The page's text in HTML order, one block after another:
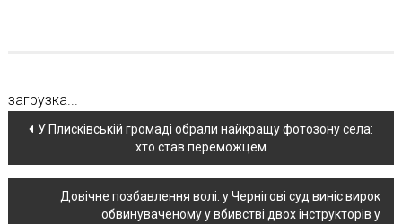
загрузка...
Навігація
по
новині
У Плисківській громаді обрали найкращу фотозону села:
хто став переможцем
Довічне позбавлення волі: у Чернігові суд виніс вирок
обвинуваченому у вбивстві двох інструкторів у